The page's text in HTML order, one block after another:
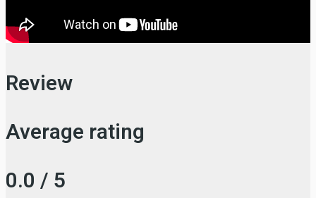
Review
Average rating
0.0 / 5